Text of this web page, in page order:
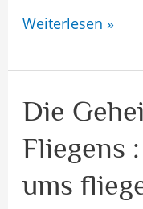
Weiterlesen »
Die
Fliegens
ums
Die
des
Fliegens